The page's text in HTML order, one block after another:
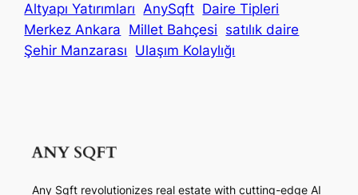
Altyapı Yatırımları AnySqft Daire Tipleri
Merkez Ankara Millet Bahçesi satılık daire
Şehir Manzarası Ulaşım Kolaylığı
Any Sqft revolutionizes real estate with cutting-edge AI